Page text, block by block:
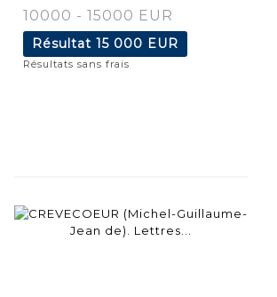
10000 - 15000 EUR
Résultat 15 000 EUR
Résultats sans frais